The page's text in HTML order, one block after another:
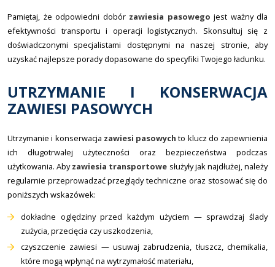
Pamiętaj, że odpowiedni dobór zawiesia pasowego jest ważny dla
efektywności transportu i operacji logistycznych. Skonsultuj się z
doświadczonymi specjalistami dostępnymi na naszej stronie, aby
uzyskać najlepsze porady dopasowane do specyfiki Twojego ładunku.
UTRZYMANIE I KONSERWACJA
ZAWIESI PASOWYCH
Utrzymanie i konserwacja zawiesi pasowych to klucz do zapewnienia
ich długotrwałej użyteczności oraz bezpieczeństwa podczas
użytkowania. Abyzawiesia transportowe służyły jak najdłużej, należy
regularnie przeprowadzać przeglądy techniczne oraz stosować się do
poniższych wskazówek:
dokładne oględziny przed każdym użyciem — sprawdzaj ślady
zużycia, przecięcia czy uszkodzenia,
czyszczenie zawiesi — usuwaj zabrudzenia, tłuszcz, chemikalia,
które mogą wpłynąć na wytrzymałość materiału,